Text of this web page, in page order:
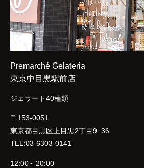
Premarché Gelateria
東京中目黒駅前店
ジェラート40種類
〒153-0051
東京都目黒区上目黒2丁目9−36
TEL:03-6303-0141
12:00～20:00